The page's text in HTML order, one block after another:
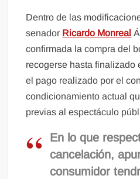
Dentro de las
senador Ricardo Monreal
confirmada la compra del
recogerse hasta finalizado
el pago realizado por el
condicionamiento actual
previas al espectáculo
En lo que
cancelación,
consumidor